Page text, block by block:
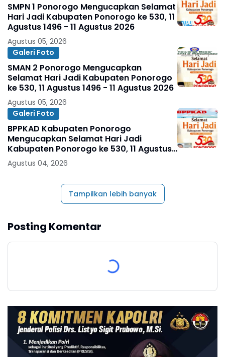
SMPN 1 Ponorogo Mengucapkan Selamat
Hari Jadi Kabupaten Ponorogo ke 530, 11
Agustus 1496 - 11 Agustus 2026
Agustus 05, 2026
Galeri Foto
SMAN 2 Ponorogo Mengucapkan
Selamat Hari Jadi Kabupaten Ponorogo
ke 530, 11 Agustus 1496 - 11 Agustus 2026
Agustus 05, 2026
Galeri Foto
BPPKAD Kabupaten Ponorogo
Mengucapkan Selamat Hari Jadi
Kabupaten Ponorogo ke 530, 11 Agustus
1496 - 11 Agustus 2026
Agustus 04, 2026
Tampilkan lebih banyak
Posting Komentar